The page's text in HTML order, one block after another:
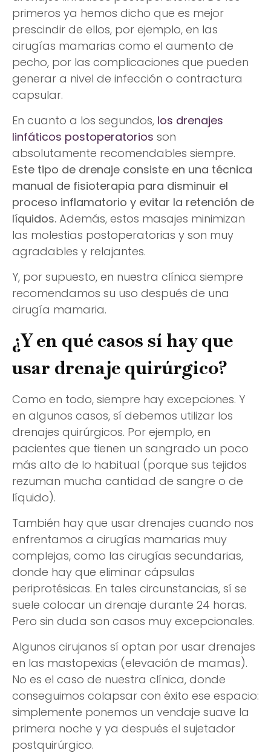
primeros ya hemos dicho que es mejor
prescindir de ellos, por ejemplo, en las
cirugías mamarias como el aumento de
pecho, por las complicaciones que pueden
generar a nivel de infección o contractura
capsular.
En cuanto a los segundos, los drenajes
linfáticos postoperatorios son
absolutamente recomendables siempre.
Este tipo de drenaje consiste en una técnica
manual de fisioterapia para disminuir el
proceso inflamatorio y evitar la retención de
líquidos. Además, estos masajes minimizan
las molestias postoperatorias y son muy
agradables y relajantes.
Y, por supuesto, en nuestra clínica siempre
recomendamos su uso después de una
cirugía mamaria.
¿Y en qué casos sí hay que
usar drenaje quirúrgico?
Como en todo, siempre hay excepciones. Y
en algunos casos, sí debemos utilizar los
drenajes quirúrgicos. Por ejemplo, en
pacientes que tienen un sangrado un poco
más alto de lo habitual (porque sus tejidos
rezuman mucha cantidad de sangre o de
líquido).
También hay que usar drenajes cuando nos
enfrentamos a cirugías mamarias muy
complejas, como las cirugías secundarias,
donde hay que eliminar cápsulas
periprotésicas. En tales circunstancias, sí se
suele colocar un drenaje durante 24 horas.
Pero sin duda son casos muy excepcionales.
Algunos cirujanos sí optan por usar drenajes
en las mastopexias (elevación de mamas).
No es el caso de nuestra clínica, donde
conseguimos colapsar con éxito ese espacio:
simplemente ponemos un vendaje suave la
primera noche y ya después el sujetador
postquirúrgico.